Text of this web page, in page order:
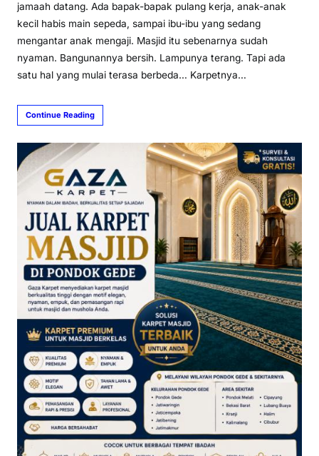
jamaah datang. Ada bapak-bapak pulang kerja, anak-anak
kecil habis main sepeda, sampai ibu-ibu yang sedang
mengantar anak mengaji. Masjid itu sebenarnya sudah
nyaman. Bangunannya bersih. Lampunya terang. Tapi ada
satu hal yang mulai terasa berbeda… Karpetnya…
Continue Reading